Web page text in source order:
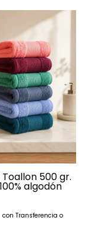
500 gr.
algodón